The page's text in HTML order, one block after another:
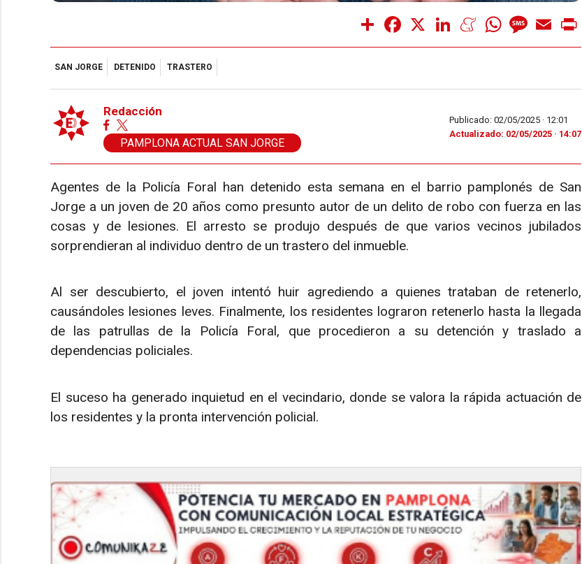
Share Facebook LinkedInMeneameWhatsAppMessage
Email
SAN JORGE DETENIDO TRASTERO
Redacción
PAMPLONA ACTUAL SAN JORGE
Publicado: 02/05/2025 · 12:01
Actualizado: 02/05/2025 · 14:07
Agentes de la Policía Foral han detenido esta semana en el barrio pamplonés de San
Jorge a un joven de 20 años como presunto autor de un delito de robo con fuerza en las
cosas y de lesiones. El arresto se produjo después de que varios vecinos jubilados
sorprendieran al individuo dentro de un trastero del inmueble.
Al ser descubierto, el joven intentó huir agrediendo a quienes trataban de retenerlo,
causándoles lesiones leves. Finalmente, los residentes lograron retenerlo hasta la llegada
de las patrullas de la Policía Foral, que procedieron a su detención y traslado a
dependencias policiales.
El suceso ha generado inquietud en el vecindario, donde se valora la rápida actuación de
los residentes y la pronta intervención policial.